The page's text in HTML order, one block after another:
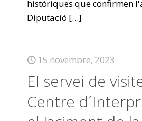
històriques que confirmen
Diputació […]
15 novembre, 2023
El servei de
Centre